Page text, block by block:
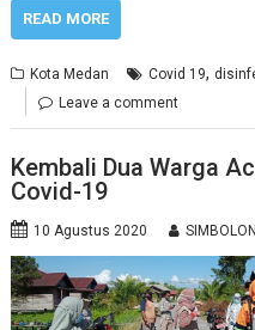
READ MORE
Kota Medan Covid 19,
Leave a comment
Kembali Dua Warga
Covid-19
10 Agustus 2020